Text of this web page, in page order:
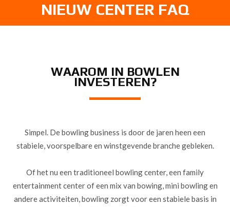
NIEUW CENTER FAQ
WAAROM IN BOWLEN
INVESTEREN?
Simpel. De bowling business is door de jaren heen een
stabiele, voorspelbare en winstgevende branche gebleken.
Of het nu een traditioneel bowling center, een family
entertainment center of een mix van bowing, mini bowling en
andere activiteiten, bowling zorgt voor een stabiele basis in